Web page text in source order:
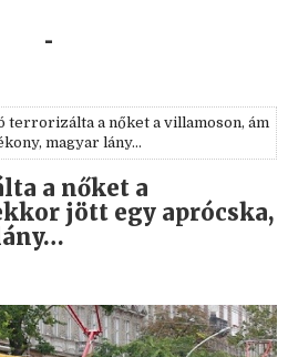
-
terrorizálta a nőket a villamoson, ám
magyar lány…
a nőket a
jött egy aprócska,